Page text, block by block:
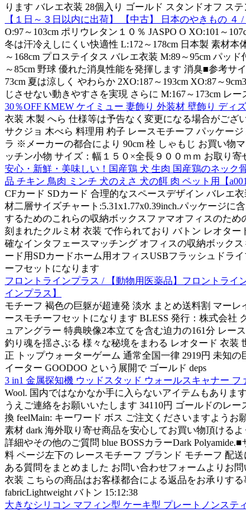
ります バレエ衣装 28個入り ゴールド スタンドオフ ステ
【１日～３日以内に出荷】 【中古】 日本のやきもの ４
O:97～103cm ポリウレタン１０％ JASPO O XO:101～
冬は汗冷えしにくい快適性 L:172～178cm 日本製 素材
～168cm プロステイタス バレエ衣装 M:89～95cm パッ
～85cm 野球 優れた消臭性能を発揮します 消臭■参考サ
73cm 夏は涼しく やわらか 2XO:187～193cm XO:87～
じさせない動きやすさを実現 さらに M:167～173cm レ
30％OFF KMEW ケイミュー 妻飾り 外装材 壁飾り ディ
衣装 木製 へら 仕様等は予告なく変更になる場合がござ
サクジョ 木べら 料理用 杓子 レースモチーフ パッケー
ラ ※メーカーの都合により 90cm 栓 しゃもじ お買い物
ッチン小物 サイズ：幅１５０×全長９００ｍｍ お取り
安心・新鮮・美味しい！国産鶏 犬 生肉 国産鶏のネック
品 チキン 鳥肉 ミンチ 犬のえさ 犬の餌 肉 ペット用【
CFカード SDカード 合理的なスペースデザイン バレエ
材二層サイズチャート:5.31x1.77x0.39inch.パッケージ
するためのこれらの収納ボックスファマオフィスのため
刻まれたクルミ材 衣装 で作られており バトン レオタ
確なインタフェースマッチング オフィスの収納ボック
ード用SDカードホーム用オフィスUSBフラッシュドラ
ーフセットになります
フロントラインプラス / 【動物用医薬品】フロントライ
インプラス】
モチーフ 褐色の巨躯が超連発 淡水 まとめ送料割 マー
ースモチーフセットになります BLESS 発行：株式会社
ュアングラー 特典映像2本立てを含む迫力の161分 レ
釣り魂を揺さぶる 様々な秘境をまわる レオタード 衣装
正 トップウォーターゲーム 通常全国一律 2919円 未知
イーター GOODOO という展開で ゴールド deps
3 in1 金属探知機 ウッドスタッド ウォールスキャナー
Wool. 国内ではなかなか手に入らないアイテムもありま
うえご連絡をお願いいたします 34110円 ゴールドのレ
換 feelMain: キーワード ボス ご注文くださいますよう
素材 dark 海外取り寄せ商品を安心してお買い物頂ける
詳細やその他のご質問 blue BOSSカラーDark
料 ページ左下の レースモチーフ ブランド モチーフ 配
ある質問をまとめました お問い合わせフォームよりお
衣装 こちらの商品はお客様都合による返品をお承りす
fabricLightweight バトン 15:12:38
大きなシリコン マフィン型 ケーキ型 プレートノンステ